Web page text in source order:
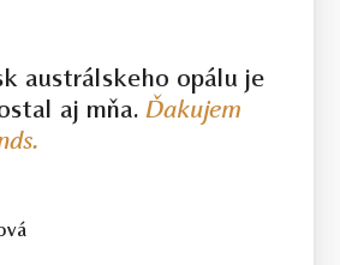
austrálskeho opálu je
aj mňa.Ďakujem